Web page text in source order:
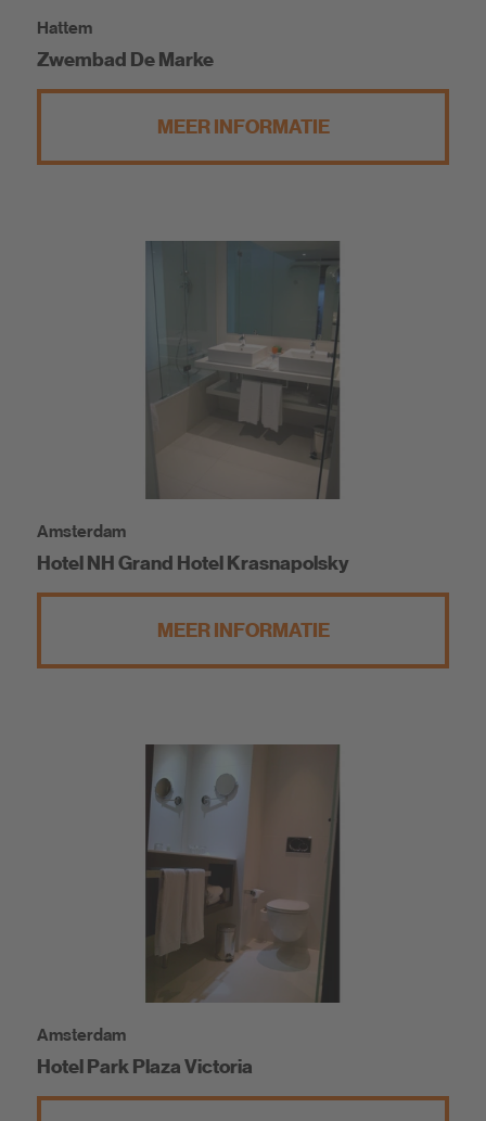
Hattem
Zwembad De Marke
MEER INFORMATIE
Amsterdam
Hotel NH Grand Hotel Krasnapolsky
MEER INFORMATIE
Amsterdam
Hotel Park Plaza Victoria